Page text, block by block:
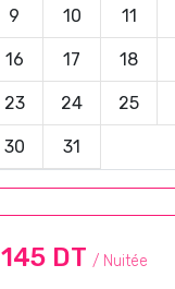
9 10 11
16 17 18
23 24 25
30 31
145 DT / Nuitée